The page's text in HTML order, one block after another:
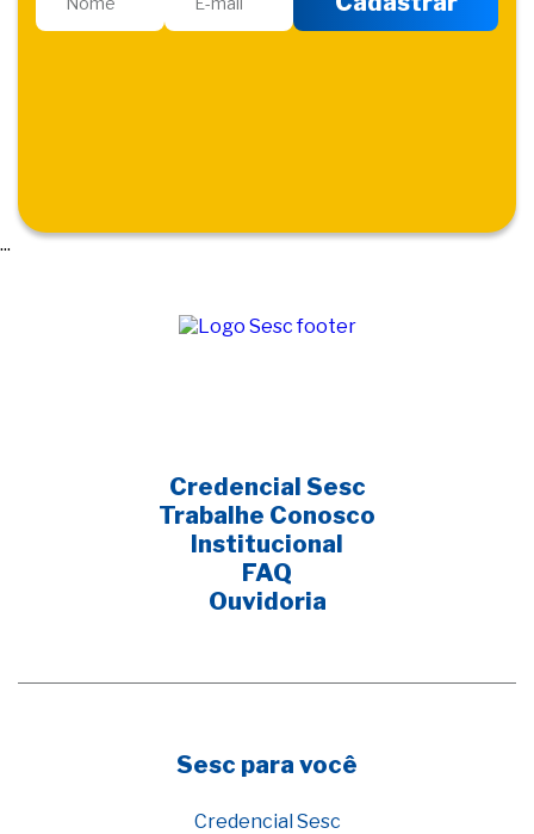
...
Credencial Sesc
Trabalhe Conosco
Institucional
FAQ
Ouvidoria
Sesc para você
Credencial Sesc